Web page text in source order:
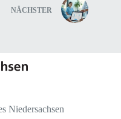
NÄCHSTER
Niedersachsen